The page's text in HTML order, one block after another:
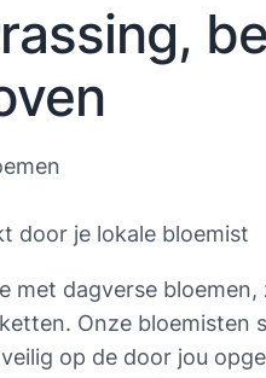
door je lokale bloemist
met dagverse
Onze bloemisten
op de door jou